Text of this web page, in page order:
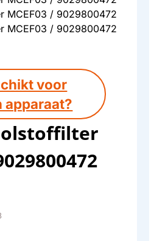
voor
apparaat?